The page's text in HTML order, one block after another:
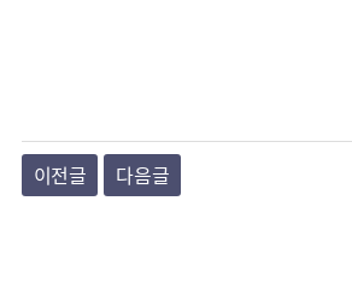
이전글 다음글